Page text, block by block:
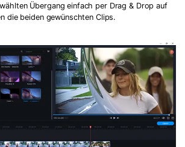
Übergang einfach per Drag & Drop auf
die beiden gewünschten Clips.
Edit. Share. All with Filmora!